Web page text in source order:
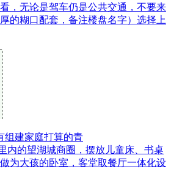
，无论是驾车仍是公共交通，不要来
的糊口配套，备注楼盘名字）选择上
组建家庭打算的青
内的望湖城商圈，摆放儿童床、书桌
为大孩的卧室，客堂取餐厅一体化设